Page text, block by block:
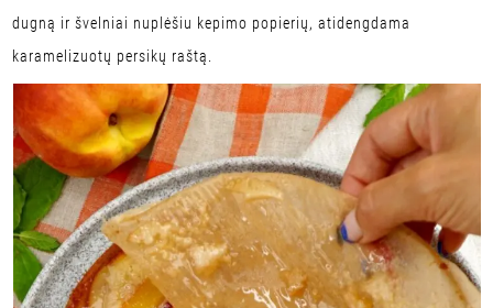
dugną ir švelniai nuplėšiu kepimo popierių, atidengdama
karamelizuotų persikų raštą.